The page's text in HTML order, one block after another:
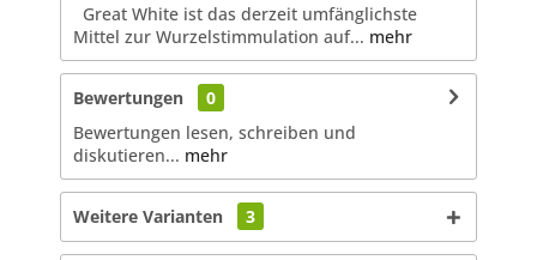
Great White ist das derzeit umfänglichste
Mittel zur Wurzelstimmulation auf... mehr
Bewertungen
0
Bewertungen lesen, schreiben und
diskutieren... mehr
Weitere Varianten 3